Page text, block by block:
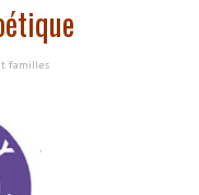
familles